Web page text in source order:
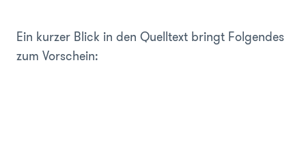
Ein kurzer Blick in den Quelltext bringt Folgendes
zum Vorschein: